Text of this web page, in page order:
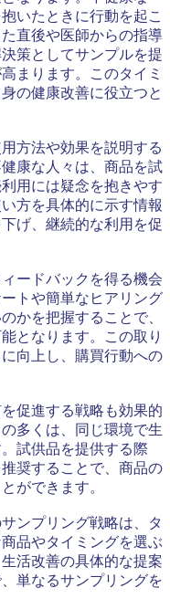
いたときに行動を起こ
直後や医師からの指導
策としてサンプルを提
まります。このタイミ
の健康改善に役立つと
方法や効果を説明する
康な人々は、商品を試
用には疑念を抱きやす
方を具体的に示す情報
げ、継続的な利用を促
ードバックを得る機会
トや簡単なヒアリング
かを把握することで、
となります。この取り
向上し、購買行動への
促進する戦略も効果的
多くは、同じ環境で生
試供品を提供する際
奨することで、商品の
ができます。
ンプリング戦略は、タ
品やタイミングを選ぶ
活改善の具体的な提案
単なるサンプリングを